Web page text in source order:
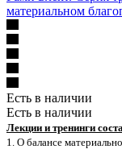
материальном
Есть в наличии
Есть в наличии
Лекции и тренинги
1. О балансе